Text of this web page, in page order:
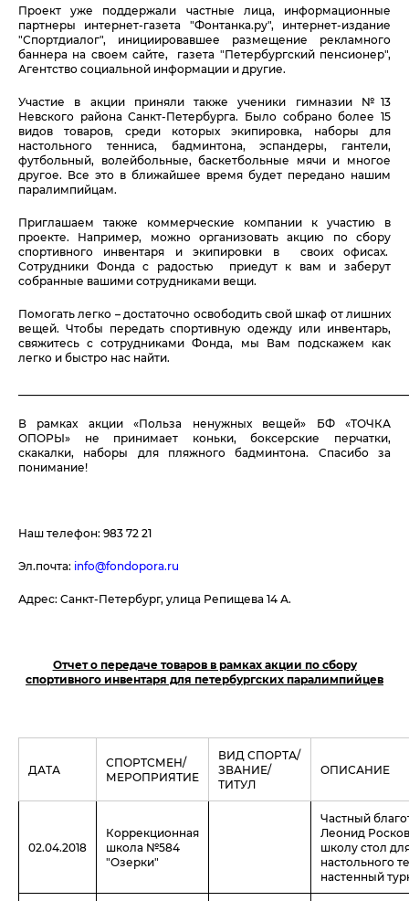
Проект уже поддержали частные лица, информационные
партнеры интернет-газета "Фонтанка.ру", интернет-издание
"Спортдиалог", инициировавшее размещение рекламного
баннера на своем сайте, газета "Петербургский пенсионер",
Агентство социальной информации и другие.
Участие в акции приняли также ученики гимназии №13
Невского района Санкт-Петербурга. Было собрано более 15
видов товаров, среди которых экипировка, наборы для
настольного тенниса, бадминтона, эспандеры, гантели,
футбольный, волейбольные, баскетбольные мячи и многое
другое. Все это в ближайшее время будет передано нашим
паралимпийцам.
Приглашаем также коммерческие компании к участию в
проекте. Например, можно организовать акцию по сбору
спортивного инвентаря и экипировки в своих офисах.
Сотрудники Фонда с радостью приедут к вам и заберут
собранные вашими сотрудниками вещи.
Помогать легко – достаточно освободить свой шкаф от лишних
вещей. Чтобы передать спортивную одежду или инвентарь,
свяжитесь с сотрудниками Фонда, мы Вам подскажем как
легко и быстро нас найти.
В рамках акции «Польза ненужных вещей» БФ «ТОЧКА
ОПОРЫ» не принимает коньки, боксерские перчатки,
скакалки, наборы для пляжного бадминтона. Спасибо за
понимание!
Наш телефон: 983 72 21
Эл.почта: info@fondopora.ru
Адрес: Санкт-Петербург, улица Репищева 14 А.
Отчет о передаче товаров в рамках акции по сбору
спортивного инвентаря для петербургских паралимпийцев
ДАТА
СПОРТСМЕН/
МЕРОПРИЯТИЕ
ВИД СПОРТА/
ЗВАНИЕ/
ТИТУЛ
ОПИСАНИЕ
02.04.2018
Коррекционная
школа №584
"Озерки"
Частный
Леонид
школу стол
настольного
настенный